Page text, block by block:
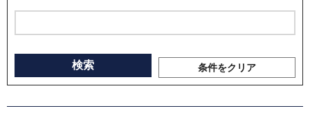
条件をクリア